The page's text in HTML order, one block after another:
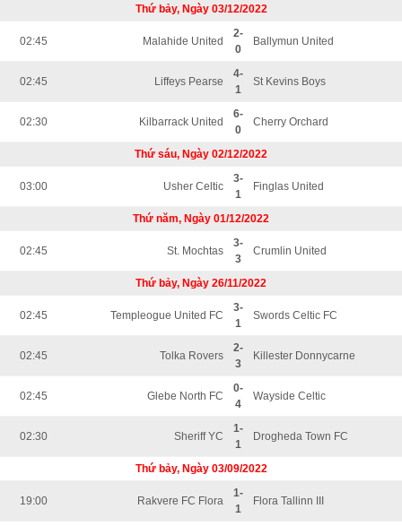
Thứ bảy, Ngày 03/12/2022
02:45 Malahide United
2-
0
Ballymun United
02:45 Liffeys Pearse
4-
1
St Kevins Boys
02:30 Kilbarrack United
6-
0
Cherry Orchard
Thứ sáu, Ngày 02/12/2022
03:00 Usher Celtic
3-
1
Finglas United
Thứ năm, Ngày 01/12/2022
02:45 St. Mochtas
3-
3
Crumlin United
Thứ bảy, Ngày 26/11/2022
02:45 Templeogue United FC
3-
1
Swords Celtic FC
02:45 Tolka Rovers
2-
3
Killester Donnycarne
02:45 Glebe North FC
0-
4
Wayside Celtic
02:30 Sheriff YC
1-
1
Drogheda Town FC
Thứ bảy, Ngày 03/09/2022
19:00 Rakvere FC Flora
1-
1
Flora Tallinn III